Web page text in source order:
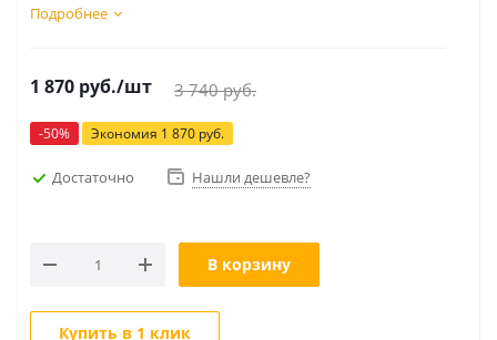
Подробнее
1 870 руб./шт 3 740руб.
-50% Экономия 1 870 руб.
Достаточно Нашли дешевле?
В корзину
Купить в 1 клик